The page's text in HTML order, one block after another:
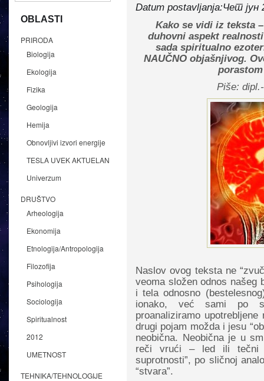
OBLASTI
PRIRODA
Biologija
Ekologija
Fizika
Geologija
Hemija
Obnovljivi izvori energije
TESLA UVEK AKTUELAN
Univerzum
DRUŠTVO
Arheologija
Ekonomija
Etnologija/Antropologija
Filozofija
Psihologija
Sociologija
Spiritualnost
2012
UMETNOST
TEHNIKA/TEHNOLOGIJE
Datum postavljanja:Чет јун
Kako se vidi iz teksta
duhovni aspekt
sada spiritualno
NAUČNO objašnjivog.
Piše:
Naslov ovog teksta ne
veoma složen odnos našeg
i tela odnosno
ionako, već sami po
proanaliziramo
drugi pojam možda i jesu
neobična. Neobična je u
reči vrući – led ili tečni
suprotnosti”, po sličnoj
“stvara”.